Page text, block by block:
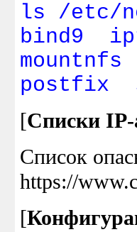
ls /etc/
bind9
postfix
[Списки IP-
Список
https://
[